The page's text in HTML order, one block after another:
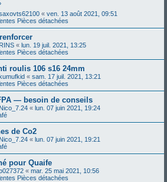
« ven. 13 août 2021, 09:51
Pièces détachées
RINS « lun. 19 juil. 2021, 13:25
Pièces détachées
roulis 106 s16 24mm
« sam. 17 juil. 2021, 13:21
Pièces détachées
— besoin de conseils
Nico_7.24 « lun. 07 juin 2021, 19:24
de Co2
Nico_7.24 « lun. 07 juin 2021, 19:21
pour Quaife
« mar. 25 mai 2021, 10:56
Pièces détachées